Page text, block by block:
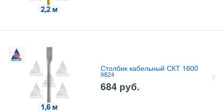
Столбик кабельный СКТ 1600
9824
684 руб.